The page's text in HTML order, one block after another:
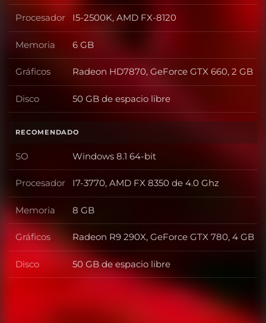
Procesador Procesador
I5-2500K, AMD FX-8120
Memoria Memoria
6 GB
Gráficos Gráficos
Radeon HD7870, GeForce GTX 660, 2 GB
Disco Disco
50 GB de espacio libre
RECOMENDADO
SO SO
Windows 8.1 64-bit
Procesador Procesador
I7-3770, AMD FX 8350 de 4.0 Ghz
Memoria Memoria
8 GB
Gráficos Gráficos
Radeon R9 290X, GeForce GTX 780, 4 GB
Disco Disco
50 GB de espacio libre